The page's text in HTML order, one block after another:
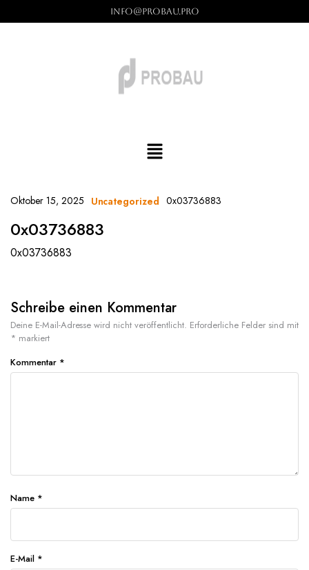
info@probau.pro
Oktober 15, 2025 Uncategorized 0x03736883
0x03736883
0x03736883
Schreibe einen Kommentar
Deine E-Mail-Adresse wird nicht veröffentlicht. Erforderliche Felder sind mit
* markiert
Kommentar *
Name *
E-Mail *